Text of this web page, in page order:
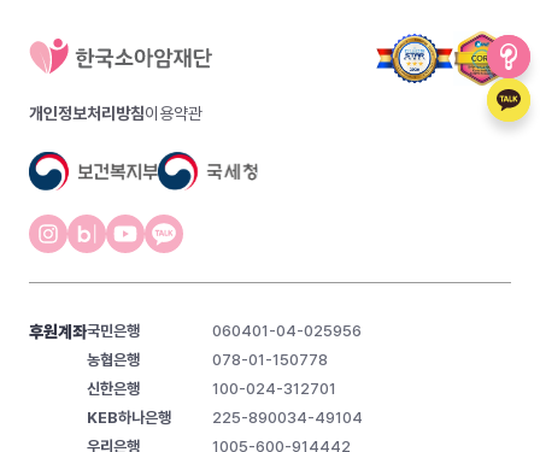
개인정보처리방침이용약관
후원계좌국민은행
060401-04-025956
농협은행
078-01-150778
신한은행
100-024-312701
KEB하나은행
225-890034-49104
우리은행
1005-600-914442